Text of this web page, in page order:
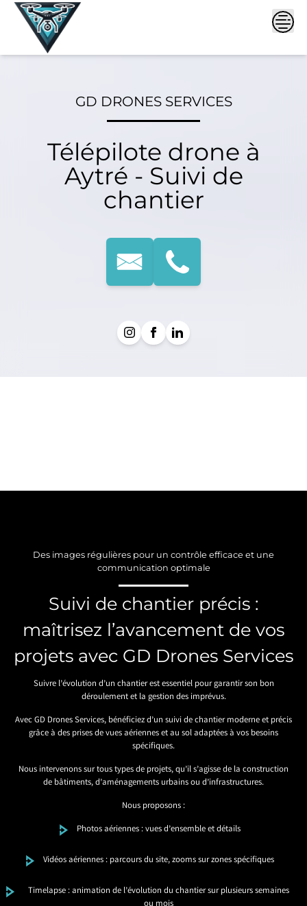
Skip
GD DRONES SERVICES
Télépilote drone à
Aytré - Suivi de
chantier
Des images régulières pour un contrôle efficace et une
communication optimale
Suivi de chantier précis :
maîtrisez l’avancement de vos
projets avec GD Drones Services
Suivre l’évolution d’un chantier est essentiel pour garantir son bon
déroulement et la gestion des imprévus.
Avec GD Drones Services, bénéficiez d’un suivi de chantier moderne et précis
grâce à des prises de vues aériennes et au sol adaptées à vos besoins
spécifiques.
Nous intervenons sur tous types de projets, qu’il s’agisse de la construction
de bâtiments, d’aménagements urbains ou d’infrastructures.
Nous proposons :
Photos aériennes : vues d’ensemble et détails
Vidéos aériennes : parcours du site, zooms sur zones spécifiques
Timelapse : animation de l’évolution du chantier sur plusieurs semaines